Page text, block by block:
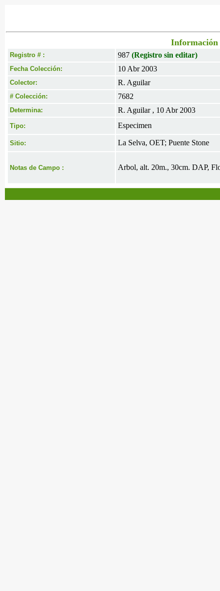
Información
Registro # : 987 (Registro sin editar)
Fecha Colección: 10 Abr 2003
Colector: R. Aguilar
# Colección: 7682
Determina: R. Aguilar , 10 Abr 2003
Tipo: Especimen
Sitio: La Selva, OET; Puente Stone
Notas de Campo : Arbol, alt. 20m., 30cm. DAP,